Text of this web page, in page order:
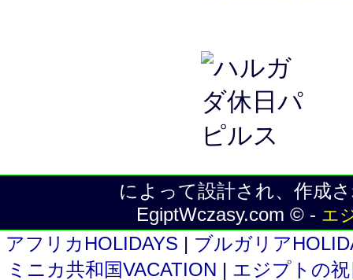
によって設計され、作成
EgiptWczasy.com © - エ
アフリカHOLIDAYS | ブルガリア
ミニカ共和国VACATION | エジプトの